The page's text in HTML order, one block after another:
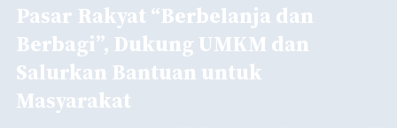
Pasar Rakyat “Berbelanja dan
Berbagi”, Dukung UMKM dan
Salurkan Bantuan untuk
Masyarakat